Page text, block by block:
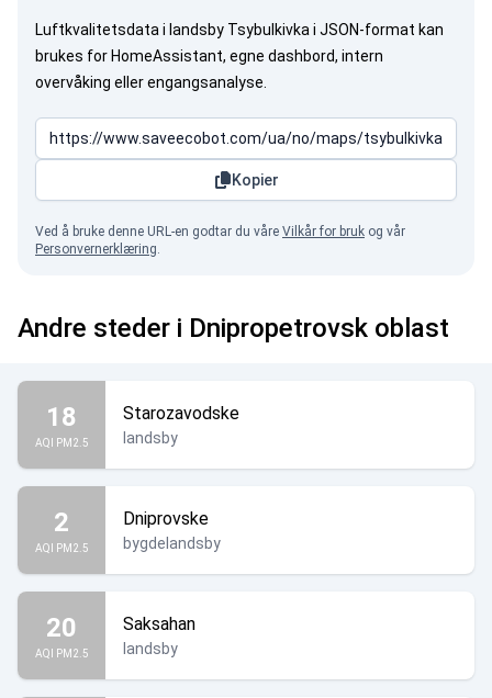
Luftkvalitetsdata i landsby Tsybulkivka i JSON-format kan
brukes for HomeAssistant, egne dashbord, intern
overvåking eller engangsanalyse.
Kopier
Ved å bruke denne URL-en godtar du våre Vilkår for bruk og vår
Personvernerklæring.
Andre steder i Dnipropetrovsk oblast
18
AQI PM2.5
Starozavodske
landsby
2
AQI PM2.5
Dniprovske
bygdelandsby
20
AQI PM2.5
Saksahan
landsby